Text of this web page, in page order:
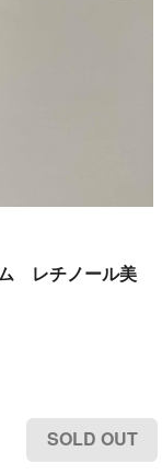
レチノール美
SOLD OUT